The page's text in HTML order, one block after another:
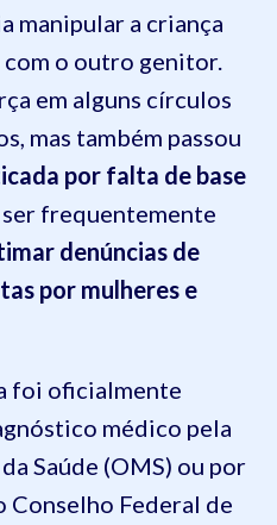
manipular a criança
o outro genitor.
em alguns círculos
mas também passou
por falta de base
frequentemente
denúncias de
por mulheres e
foi oficialmente
médico pela
Saúde (OMS) ou por
Conselho Federal de